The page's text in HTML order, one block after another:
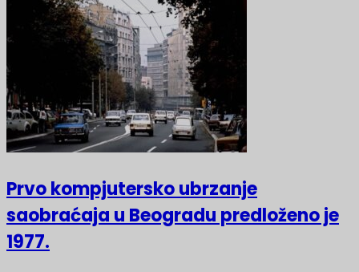
Prvo kompjutersko ubrzanje
saobraćaja u Beogradu predloženo je
1977.